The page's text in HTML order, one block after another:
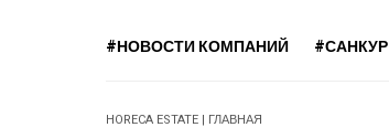
#НОВОСТИ КОМПАНИЙ #САНКУР
HORECA ESTATE | ГЛАВНАЯ